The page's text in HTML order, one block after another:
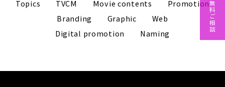
無
料
ご
相
談
Topics TVCM Movie contents
Promotion
Branding
Graphic
Web
Digital promotion
Naming